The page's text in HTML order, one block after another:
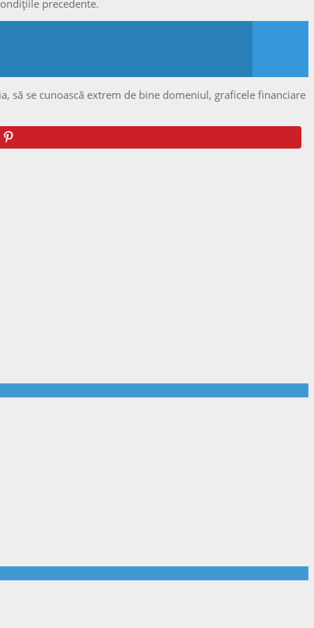
precedente.
să se cunoască extrem de bine domeniul, graficele financiare